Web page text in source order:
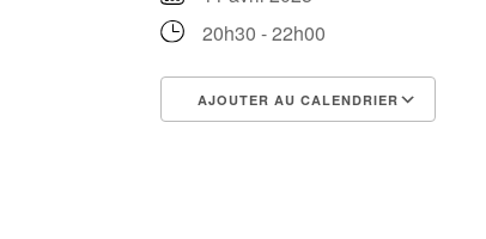
20h30 - 22h00
AJOUTER AU CALENDRIER